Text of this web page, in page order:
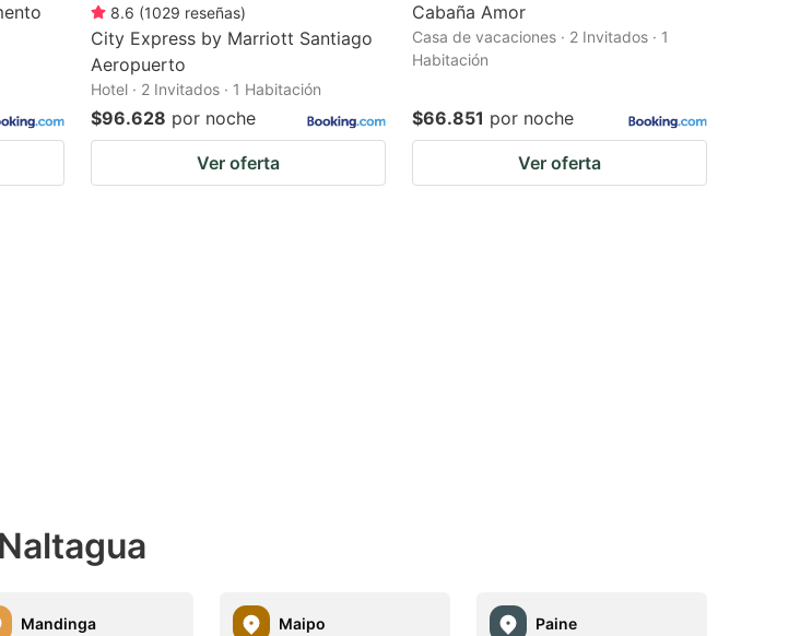
8.6 (1029 reseñas)
City Express by Marriott Santiago
Aeropuerto
Hotel · 2 Invitados · 1 Habitación
$96.628 por noche
Ver oferta
Cabaña Amor
Casa de vacaciones · 2 Invitados · 1
Habitación
$66.851 por noche
Ver oferta
Mandinga Maipo Paine